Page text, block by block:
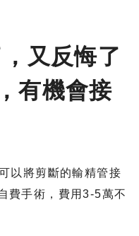
又反悔了
有機會接
以將剪斷的輸精管接
費手術，費用3-5萬不